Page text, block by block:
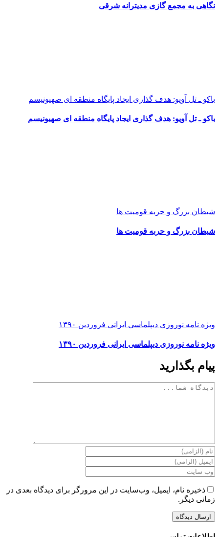
نگاهی به مجمع گازی مدیترانه شرقی
باکو ـ تل آویو: هدف گذاری ایجاد پایگاه منطقه ای صهیونیسم
باکو ـ تل آویو: هدف گذاری ایجاد پایگاه منطقه ای صهیونیسم
شیطان بزرگ و حربه قومیت ها
شیطان بزرگ و حربه قومیت ها
ویژه نامه نوروزی دیپلماسی ایرانی فروردین ۱۳۹۰
ویژه نامه نوروزی دیپلماسی ایرانی فروردین ۱۳۹۰
پیام بگذارید
دیدگاه
ذخیره نام، ایمیل، وب‌سایت در این مرورگر برای دیدگاه بعدی در
زمانی دیگر.